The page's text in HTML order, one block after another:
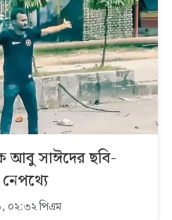
আবু সাঈদের ছবি-
০২:৩২ পিএম